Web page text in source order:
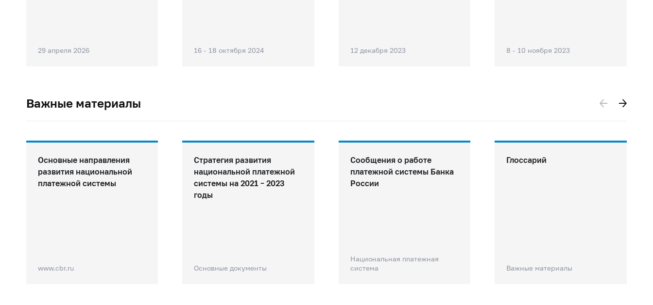
29 апреля 2026 16 - 18 октября 2024 12 декабря 2023 8 - 10 ноября 2023
Важные материалы
Основные направления
развития национальной
платежной системы
www.cbr.ru
Стратегия развития
национальной платежной
системы на 2021 – 2023
годы
Основные документы
Сообщения о работе
платежной системы Банка
России
Национальная платежная
система
Глоссарий
Важные материалы